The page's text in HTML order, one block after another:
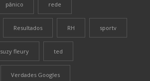
pânico rede
Resultados RH sportv
suzy fleury ted
Verdades Googles